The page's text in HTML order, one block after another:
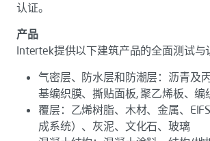
认证。
产品
Intertek提供以下建筑产品的全面测试与
气密层、防水层和防潮层：沥青及
基编织膜、撕贴面板, 聚乙烯板、编
覆层：乙烯树脂、木材、金属、
成系统）、灰泥、文化石、玻璃